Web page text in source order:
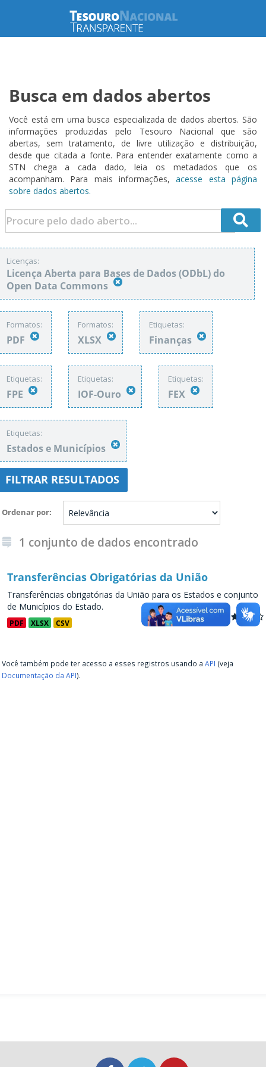
Busca em dados abertos
Você está em uma busca especializada de dados abertos. São
informações produzidas pelo Tesouro Nacional que são
abertas, sem tratamento, de livre utilização e distribuição,
desde que citada a fonte. Para entender exatamente como a
STN chega a cada dado, leia os metadados que os
acompanham. Para mais informações,acesse esta página
sobre dados abertos.
Licenças:
Licença Aberta para Bases de Dados (ODbL) do
Open Data Commons
Formatos:
PDF
Formatos:
XLSX
Etiquetas:
Finanças
Etiquetas:
FPE
Etiquetas:
IOF-Ouro
Etiquetas:
FEX
Etiquetas:
Estados e Municípios
FILTRAR RESULTADOS
Ordenar por
1 conjunto de dados encontrado
Transferências Obrigatórias da União
Transferências obrigatórias da União para os Estados e conjunto
de Municípios do Estado.
PDF XLSX CSV
Você também pode ter acesso a esses registros usando a API (veja
Documentação da API).